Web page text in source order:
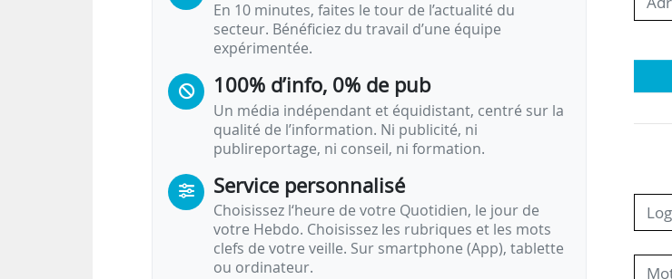
En 10 minutes, faites le tour de l’actualité du
secteur. Bénéficiez du travail d’une équipe
expérimentée.
100% d’info, 0% de pub
Un média indépendant et équidistant, centré sur la
qualité de l’information. Ni publicité, ni
publireportage, ni conseil, ni formation.
Service personnalisé
Choisissez l‘heure de votre Quotidien, le jour de
votre Hebdo. Choisissez les rubriques et les mots
clefs de votre veille. Sur smartphone (App), tablette
ou ordinateur.